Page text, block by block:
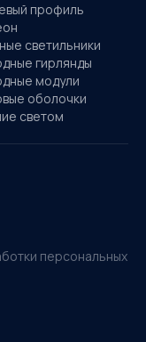
профиль
светильники
гирлянды
модули
оболочки
светом
персональных